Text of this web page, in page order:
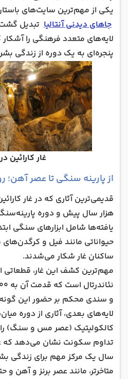
یکی از مهم‌ترین سایت‌های
جاهای دیدنی آنتالیا تبدیل
لایه‌های متعدد فرهنگی را
پنجره‌ای به یک دوره از زندگی
غار کارائین
از پارینه‌ سنگی تا عصر آهن؛
هزار سال پیش و دوره
یافته‌ها شامل ابزارهای سنگی
حیواناتی مانند فیل و
ساکنان غار شکار می‌شدند.
مهم‌ترین کشف این غار،
و سندی محکم بر حضور این گونه
لایه‌های بعدی، آثاری از دوره
کالکولیتیک (عصر مس و سنگ) را
تداوم سکونت نشان می‌دهد که
سال یک مرکز مهم برای زندگی
متاخرتر، مانند عصر برنز و آهن و